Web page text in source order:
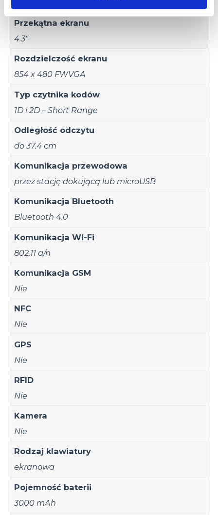
Przekątna ekranu
4.3"
Rozdzielczość ekranu
854 x 480 FWVGA
Typ czytnika kodów
1D i 2D – Short Range
Odległość odczytu
do 37.4 cm
Komunikacja przewodowa
przez stację dokującą lub microUSB
Komunikacja Bluetooth
Bluetooth 4.0
Komunikacja WI-Fi
802.11 a/n
Komunikacja GSM
Nie
NFC
Nie
GPS
Nie
RFID
Nie
Kamera
Nie
Rodzaj klawiatury
ekranowa
Pojemność baterii
3000 mAh